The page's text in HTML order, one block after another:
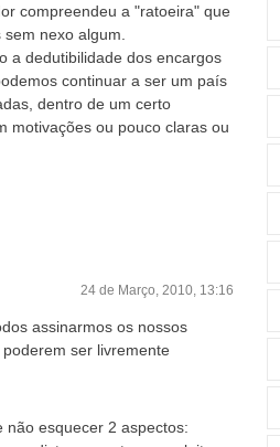
compreendeu a "ratoeira" que
nexo algum.
a dedutibilidade dos encargos
continuar a ser um país
dentro de um certo
motivações ou pouco claras ou
24 de Março, 2010, 13:16
assinarmos os nossos
ser livremente
não esquecer 2 aspectos: